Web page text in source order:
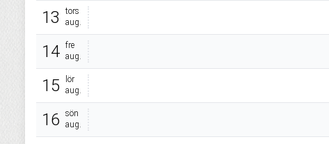
13
tors
aug.
14 fre
aug.
15
lör
aug.
16
sön
aug.